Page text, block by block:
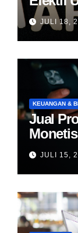
JULI 18,
KEUANGAN &
Jual
JULI 15,